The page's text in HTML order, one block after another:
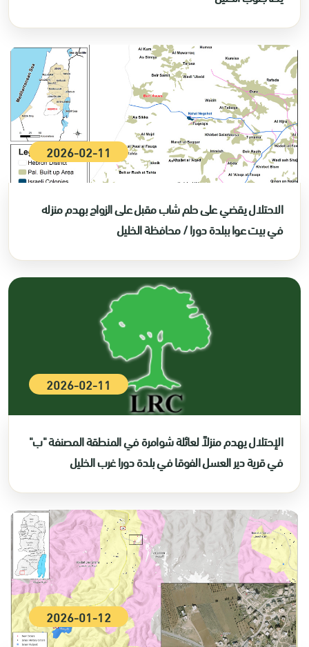
2026-02-11
الاحتلال يقضي على حلم شاب مقبل على الزواج بهدم منزله
في بيت عوا ببلدة دورا / محافظة الخليل
2026-02-11
الإحتلال يهدم منزلاً لعائلة شوامرة في المنطقة المصنفة "ب"
في قرية دير العسل الفوقا في بلدة دورا غرب الخليل
2026-01-12